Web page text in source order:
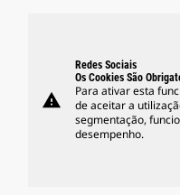
warning
Redes Sociais
Os Cookies São
Para ativar esta
de aceitar a
segmentação,
desempenho.